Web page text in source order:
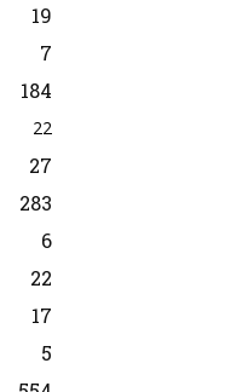
19
7
184
22
27
283
6
22
17
5